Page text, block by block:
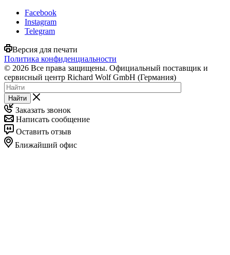
Facebook
Instagram
Telegram
Версия для печати
Политика конфиденциальности
© 2026 Все права защищены. Официальный поставщик и
сервисный центр Richard Wolf GmbH (Германия)
Найти
Заказать звонок
Написать сообщение
Оставить отзыв
Ближайший офис